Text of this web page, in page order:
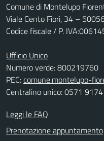
Comune di Montelupo
Viale Cento Fiori, 34 –
Codice fiscale / P.
Ufficio Unico
Numero verde: 800219760
PEC:comune.montelupo-
Centralino unico: 0571 9174
Leggi le FAQ
Prenotazione appuntamento